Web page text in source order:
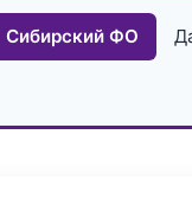
Сибирский ФО